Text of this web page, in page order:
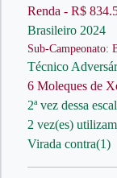
Renda - R$
Brasileiro 2024
Sub-Campeonato:
Técnico
6 Moleques de
2ª vez dessa
2 vez(es)
Virada contra(1)